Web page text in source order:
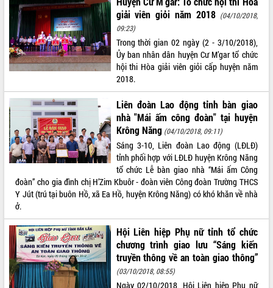
giải viên giỏi năm 2018 (04/10/2018,
09:23)
Trong thời gian 02 ngày (2 - 3/10/2018),
Ủy ban nhân dân huyện Cư M’gar tổ chức
hội thi Hòa giải viên giỏi cấp huyện năm
2018.
Liên đoàn Lao động tỉnh bàn giao
nhà "Mái ấm công đoàn" tại huyện
Krông Năng (04/10/2018, 09:11)
Sáng 3-10, Liên đoàn Lao động (LĐLĐ)
tỉnh phối hợp với LĐLĐ huyện Krông Năng
tổ chức Lễ bàn giao nhà “Mái ấm Công
đoàn” cho gia đình chị H’Zim Kbuôr - đoàn viên Công đoàn Trường THCS
Y Jút (trú tại buôn Hồ, xã Ea Hồ, huyện Krông Năng) có khó khăn về nhà
ở.
Hội Liên hiệp Phụ nữ tỉnh tổ chức
chương trình giao lưu “Sáng kiến
truyền thông về an toàn giao thông”
(03/10/2018, 08:55)
Ngày 02/10/2018, Hội Liên hiệp Phụ nữ